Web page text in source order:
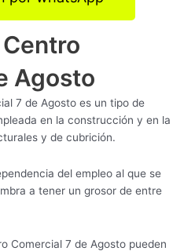
Agosto
7 de Agosto es un tipo de
en la construcción y en la
y de cubrición.
del empleo al que se
a tener un grosor de entre
Comercial 7 de Agosto pueden